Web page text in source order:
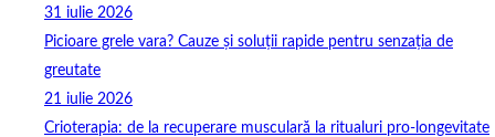
31 iulie 2026
Picioare grele vara? Cauze și soluții rapide pentru senzația de
greutate
21 iulie 2026
Crioterapia: de la recuperare musculară la ritualuri pro‑longevitate